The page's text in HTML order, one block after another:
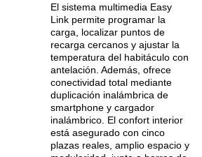
El sistema multimedia Easy
Link permite programar la
carga, localizar puntos de
recarga cercanos y ajustar la
temperatura del habitáculo con
antelación. Además, ofrece
conectividad total mediante
duplicación inalámbrica de
smartphone y cargador
inalámbrico. El confort interior
está asegurado con cinco
plazas reales, amplio espacio y